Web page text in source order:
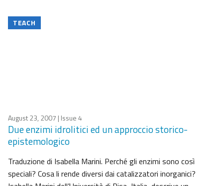
TEACH
August 23, 2007 | Issue 4
Due enzimi idrolitici ed un approccio storico-
epistemologico
Traduzione di Isabella Marini. Perché gli enzimi sono così
speciali? Cosa li rende diversi dai catalizzatori inorganici?